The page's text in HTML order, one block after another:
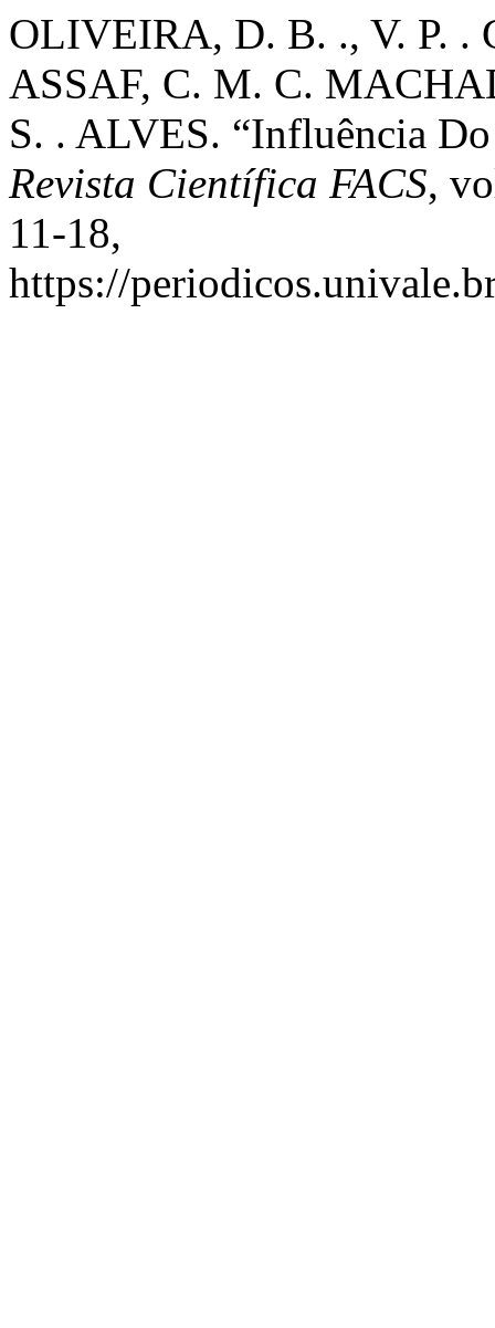
OLIVEIRA, D. B. ., V. P. .
ASSAF, C. M. C.
S. . ALVES. “Influência
Revista Científica FACS,
11-18,
https://